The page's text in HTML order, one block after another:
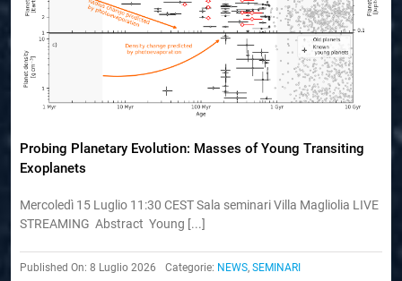
Probing Planetary Evolution: Masses of Young Transiting
Exoplanets
Mercoledì 15 Luglio 11:30 CEST Sala seminari Villa Magliolia LIVE
STREAMING Abstract Young [...]
Published On: 8 Luglio 2026 Categorie: NEWS, SEMINARI